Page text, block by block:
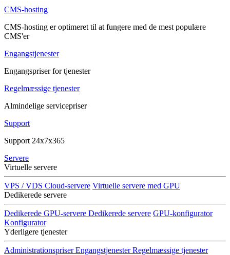
CMS-hosting
CMS-hosting er optimeret til at fungere med de mest populære
CMS'er
Engangstjenester
Engangspriser for tjenester
Regelmæssige tjenester
Almindelige servicepriser
Support
Support 24x7x365
Servere
Virtuelle servere
VPS / VDS Cloud-servere Virtuelle servere med GPU
Dedikerede servere
Dedikerede GPU-servere Dedikerede servere GPU-konfigurator
Konfigurator
Yderligere tjenester
Administrationspriser Engangstjenester Regelmæssige tjenester